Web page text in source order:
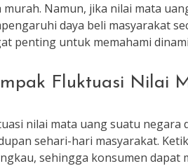
murah. Namun, jika nilai mata
daya beli masyarakat
penting untuk memahami
Fluktuasi Nilai
nilai mata uang suatu
sehari-hari masyarakat.
sehingga konsumen dapat